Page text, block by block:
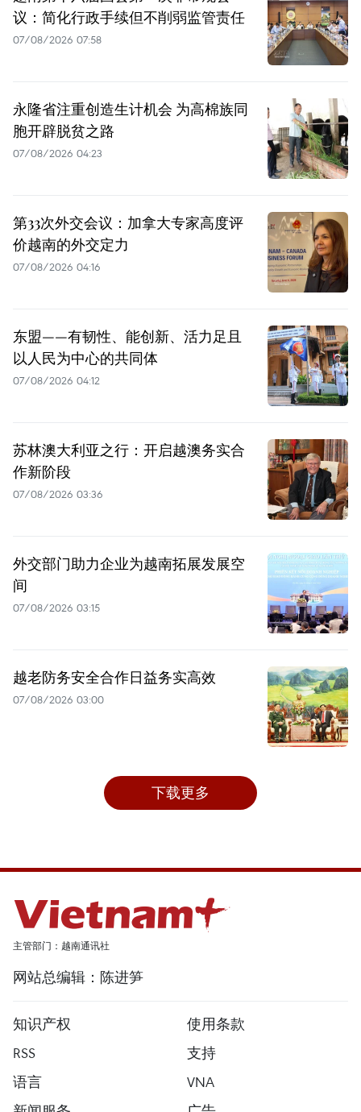
议：简化行政手续但不削弱监管责任
07/08/2026 07:58
永隆省注重创造生计机会 为高棉族同
胞开辟脱贫之路
07/08/2026 04:23
第33次外交会议：加拿大专家高度评
价越南的外交定力
07/08/2026 04:16
东盟——有韧性、能创新、活力足且
以人民为中心的共同体
07/08/2026 04:12
苏林澳大利亚之行：开启越澳务实合
作新阶段
07/08/2026 03:36
外交部门助力企业为越南拓展发展空
间
07/08/2026 03:15
越老防务安全合作日益务实高效
07/08/2026 03:00
下载更多
主管部门：越南通讯社
网站总编辑：陈进笋
知识产权
使用条款
RSS
支持
语言
VNA